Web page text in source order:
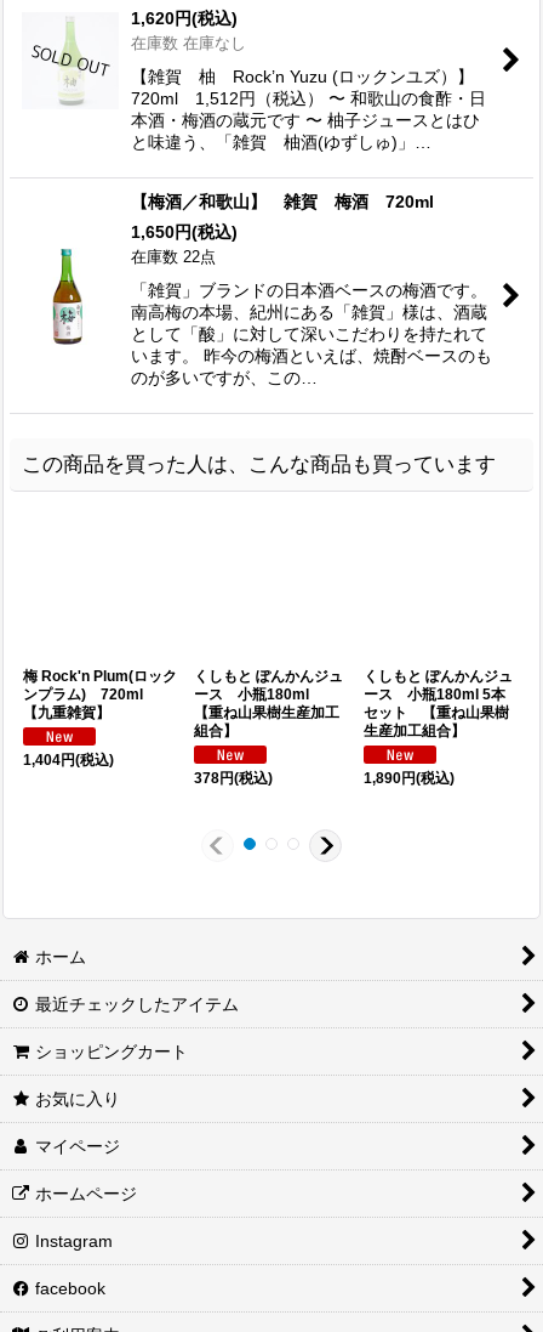
1,620円(税込)
在庫数 在庫なし
【雑賀 柚 Rock’n Yuzu (ロックンユズ）】
720ml 1,512円（税込） 〜 和歌山の食酢・日
本酒・梅酒の蔵元です 〜 柚子ジュースとはひ
と味違う、「雑賀 柚酒(ゆずしゅ)」…
【梅酒／和歌山】 雑賀 梅酒 720ml
1,650円(税込)
在庫数 22点
「雑賀」ブランドの日本酒ベースの梅酒です。
南高梅の本場、紀州にある「雑賀」様は、酒蔵
として「酸」に対して深いこだわりを持たれて
います。 昨今の梅酒といえば、焼酎ベースのも
のが多いですが、この…
この商品を買った人は、こんな商品も買っています
梅 Rock'n Plum(ロック
ンプラム) 720ml
【九重雑賀】
1,404円(税込)
くしもと ぽんかんジュ
ース 小瓶180ml
【重ね山果樹生産加工
組合】
378円(税込)
くしもと ぽんかんジュ
ース 小瓶180ml 5本
セット 【重ね山果樹
生産加工組合】
1,890円(税込)
ホーム
最近チェックしたアイテム
ショッピングカート
お気に入り
マイページ
ホームページ
Instagram
facebook